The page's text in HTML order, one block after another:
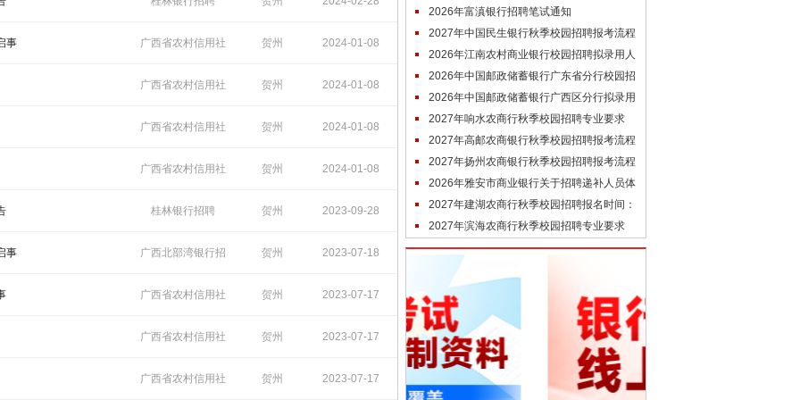
11:50:20
事 广西省农村信用社
招聘
贺州 2024-01-08
14:08:35
广西省农村信用社
招聘
贺州 2024-01-08
14:08:07
广西省农村信用社
招聘
贺州 2024-01-08
14:07:20
广西省农村信用社
招聘
贺州 2024-01-08
14:06:49
桂林银行招聘 贺州 2023-09-28
11:11:15
事 广西北部湾银行招
聘
贺州 2023-07-18
16:37:51
广西省农村信用社
招聘
贺州 2023-07-17
16:23:25
广西省农村信用社
招聘
贺州 2023-07-17
16:22:16
广西省农村信用社 贺州 2023-07-17
考）2026年富滇银行招聘笔试通知
2027年中国民生银行秋季校园招聘报考流程
（参考）
2026年江南农村商业银行校园招聘拟录用人
员公示（7.29）
2026年中国邮政储蓄银行广东省分行校园招
聘结果公示（第三批）
2026年中国邮政储蓄银行广西区分行拟录用
高校毕业生名单公示
2027年响水农商行秋季校园招聘专业要求
（参考）
2027年高邮农商银行秋季校园招聘报考流程
（参考）
2027年扬州农商银行秋季校园招聘报考流程
（参考）
2026年雅安市商业银行关于招聘递补人员体
检结果公告
2027年建湖农商行秋季校园招聘报名时间：
预计9月末开始
2027年滨海农商行秋季校园招聘专业要求
（参考去年）